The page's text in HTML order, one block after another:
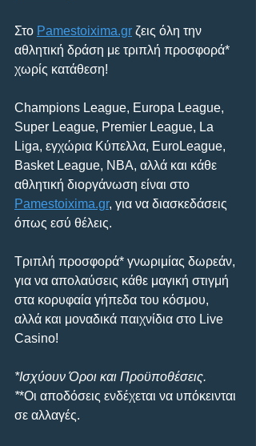
Στο Pamestoixima.gr ζεις όλη την
αθλητική δράση με τριπλή προσφορά*
χωρίς κατάθεση!
Champions League, Europa League,
Super League, Premier League, La
Liga, εγχώρια Κύπελλα, EuroLeague,
Basket League, ΝΒΑ, αλλά και κάθε
αθλητική διοργάνωση είναι στο
Pamestoixima.gr, για να διασκεδάσεις
όπως εσύ θέλεις.
Τριπλή προσφορά* γνωριμίας δωρεάν,
για να απολαύσεις κάθε μαγική στιγμή
στα κορυφαία γήπεδα του κόσμου,
αλλά και μοναδικά παιχνίδια στο Live
Casino!
*Ισχύουν Όροι και Προϋποθέσεις.
**Οι αποδόσεις ενδέχεται να υπόκεινται
σε αλλαγές.